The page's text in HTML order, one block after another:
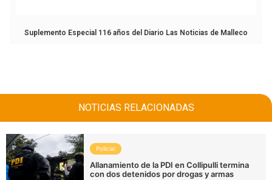
Suplemento Especial 116 años del Diario Las Noticias de Malleco
NOTICIAS RELACIONADAS
Policial
Allanamiento de la PDI en Collipulli termina
con dos detenidos por drogas y armas